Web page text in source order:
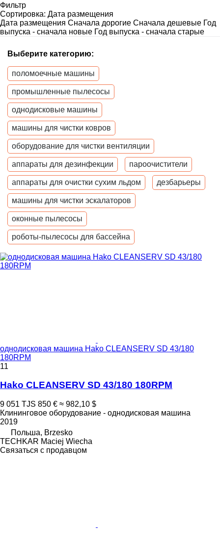
Фильтр
Сортировка: Дата размещения
Дата размещения Сначала дорогие Сначала дешевые Год
выпуска - сначала новые Год выпуска - сначала старые
Выберите категорию:
поломоечные машины
промышленные пылесосы
однодисковые машины
машины для чистки ковров
оборудование для чистки вентиляции
аппараты для дезинфекции пароочистители
аппараты для очистки сухим льдом дезбарьеры
машины для чистки эскалаторов
оконные пылесосы
роботы-пылесосы для бассейна
однодисковая машина Hako CLEANSERV SD 43/180
180RPM
11
Hako CLEANSERV SD 43/180 180RPM
9 051 TJS 850 € ≈ 982,10 $
Клининговое оборудование - однодисковая машина
2019
Польша, Brzesko
TECHKAR Maciej Wiecha
Связаться с продавцом